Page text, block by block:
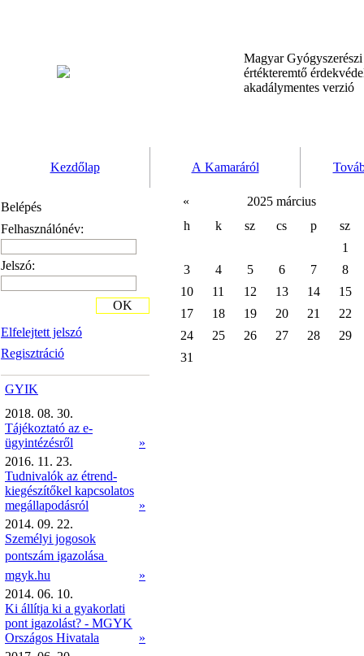
Magyar
értékteremtő
akadálymentes verzió
Kezdőlap A Kamaráról
Belépés
Felhasználónév:
Jelszó:
Elfelejtett jelszó
Regisztráció
OK
GYIK
2018. 08. 30.
Tájékoztató az e-
ügyintézésről
»
2016. 11. 23.
Tudnivalók az étrend-
kiegészítőkel kapcsolatos
megállapodásról
»
2014. 09. 22.
Személyi jogosok
pontszám igazolása 
mgyk.hu
»
2014. 06. 10.
Ki állítja ki a gyakorlati
pont igazolást? - MGYK
Országos Hivatala
»
«
2025 március
h
k sz cs p
sz
1
3
4 5 6 7
8
10
11 12 13 14
15
17
18 19 20 21
22
24
25 26 27 28
29
31